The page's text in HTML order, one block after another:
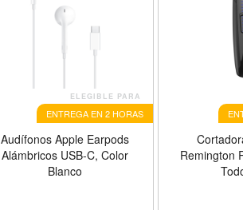
ELEGIBLE PARA
ENTREGA EN 2 HORAS
Audífonos Apple Earpods
Alámbricos USB-C, Color
Blanco
Remington